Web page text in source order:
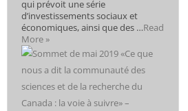
qui prévoit une série
d’investissements sociaux et
économiques, ainsi que des …Read
More »